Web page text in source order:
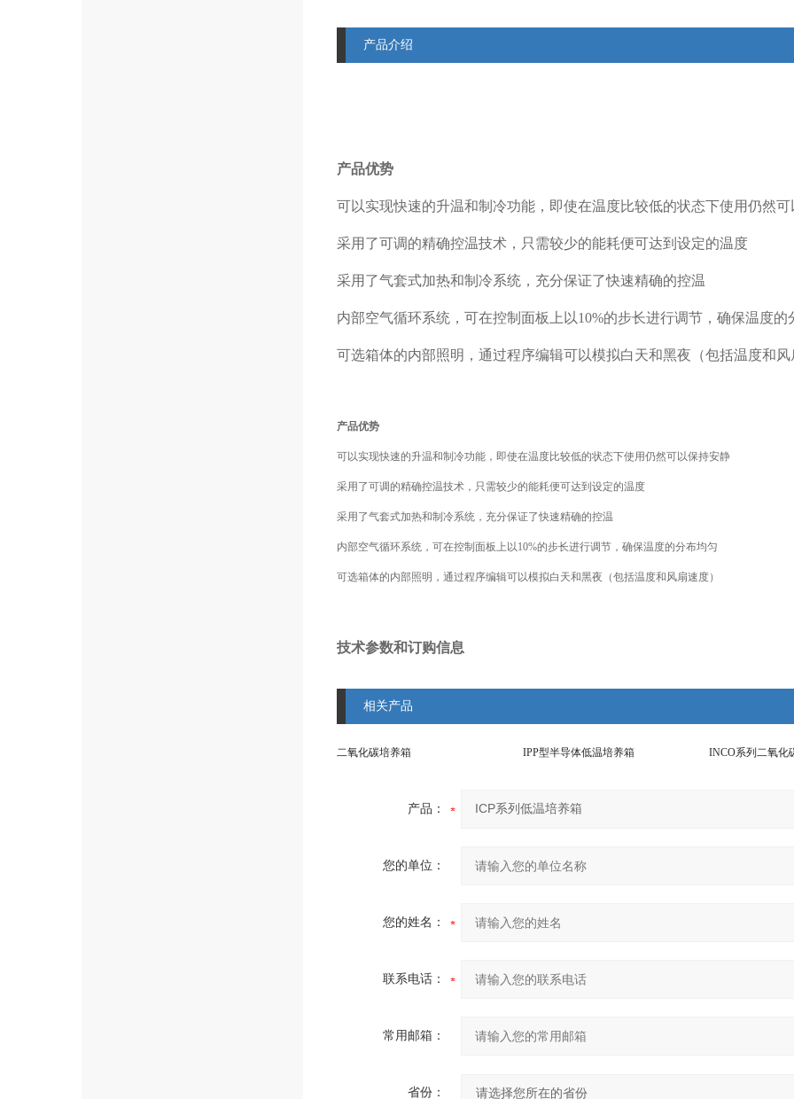
产品介绍
产品优势
可以实现快速的升温和制冷功能，即使在温度比较低的状态下使用仍然
采用了可调的精确控温技术，只需较少的能耗便可达到设定的温度
采用了气套式加热和制冷系统，充分保证了快速精确的控温
内部空气循环系统，可在控制面板上以10%的步长进行调节，确保温度的
可选箱体的内部照明，通过程序编辑可以模拟白天和黑夜（包括温度和风
产品优势
可以实现快速的升温和制冷功能，即使在温度比较低的状态下使用仍然可以保持安静
采用了可调的精确控温技术，只需较少的能耗便可达到设定的温度
采用了气套式加热和制冷系统，充分保证了快速精确的控温
内部空气循环系统，可在控制面板上以10%的步长进行调节，确保温度的分布均匀
可选箱体的内部照明，通过程序编辑可以模拟白天和黑夜（包括温度和风扇速度）
技术参数和订购信息
相关产品
二氧化碳培养箱 IPP型半导体低温培养箱 INCO系列二氧化
产品：
您的单位：
您的姓名：
联系电话：
常用邮箱：
省份：